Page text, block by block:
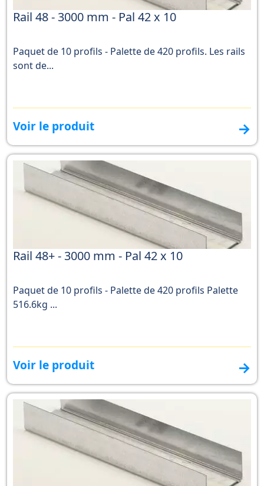
Rail 48 - 3000 mm - Pal 42 x 10
Paquet de 10 profils - Palette de 420 profils. Les rails
sont de...
Voir le produit →
Rail 48+ - 3000 mm - Pal 42 x 10
Paquet de 10 profils - Palette de 420 profils Palette
516.6kg ...
Voir le produit →